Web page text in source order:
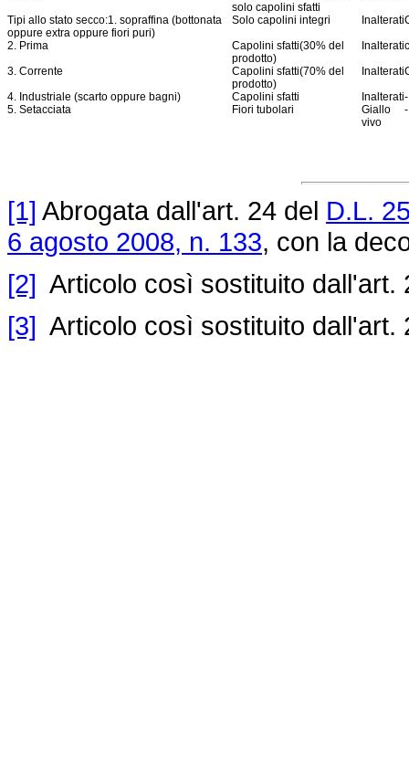
solo capolini sfatti
Tipi allo stato secco:1. sopraffina (bottonata
oppure extra oppure fiori puri)
Solo capolini integri Inalterati
2. Prima
Capolini sfatti(30% del
prodotto)
Inalterati
3. Corrente
Capolini sfatti(70% del
prodotto)
Inalterati
4. Industriale (scarto oppure bagni)
Capolini sfatti Inalterati-
5. Setacciata
Fiori tubolari
Giallo
vivo
-
[1] Abrogata dall'art. 24 del D.L.
6 agosto 2008, n. 133, con la
[2] Articolo così sostituito dall'art.
[3] Articolo così sostituito dall'art.